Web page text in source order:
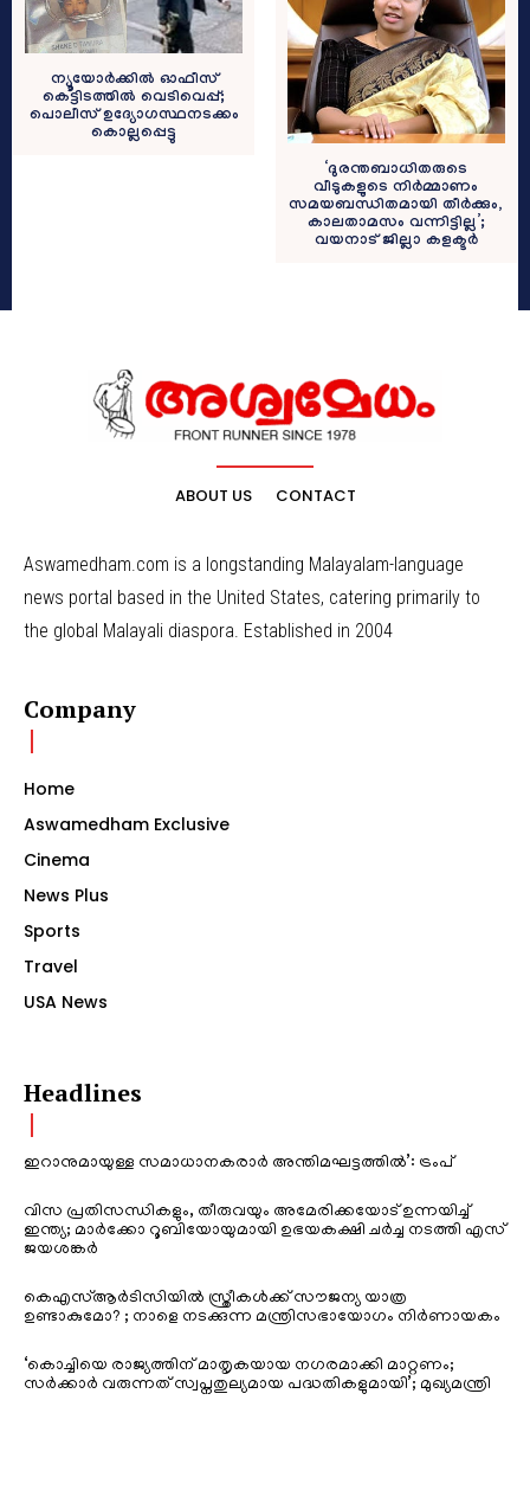
ന്യൂയോര്‍ക്കില്‍ ഓഫീസ്
കെട്ടിടത്തിൽ വെടിവെപ്പ്;
പൊലീസ് ഉദ്യോഗസ്ഥനടക്കം
കൊല്ലപ്പെട്ടു
‘ദുരന്തബാധിതരുടെ
വീടുകളുടെ നിർമ്മാണം
സമയബന്ധിതമായി തീർക്കും,
കാലതാമസം വന്നിട്ടില്ല’;
വയനാട് ജില്ലാ കളക്ടർ
ABOUT US CONTACT
Aswamedham.com is a longstanding Malayalam-language
news portal based in the United States, catering primarily to
the global Malayali diaspora. Established in 2004
Company
Home
Aswamedham Exclusive
Cinema
News Plus
Sports
Travel
USA News
Headlines
ഇറാനുമായുള്ള സമാധാനകരാർ അന്തിമഘട്ടത്തിൽ‌’: ട്രംപ്
വിസ പ്രതിസന്ധികളും, തീരുവയും അമേരിക്കയോട് ഉന്നയിച്ച്
ഇന്ത്യ; മാർക്കോ റൂബിയോയുമായി ഉഭയകക്ഷി ചർച്ച നടത്തി എസ്
ജയശങ്കർ
കെഎസ്ആർടിസിയിൽ സ്ത്രീകൾക്ക് സൗജന്യ യാത്ര
ഉണ്ടാകുമോ? ; നാളെ നടക്കുന്ന മന്ത്രിസഭായോഗം നിർണായകം
‘കൊച്ചിയെ രാജ്യത്തിന് മാതൃകയായ നഗരമാക്കി മാറ്റണം;
സർക്കാർ വരുന്നത് സ്വപ്നതുല്യമായ പദ്ധതികളുമായി’; മുഖ്യമന്ത്രി